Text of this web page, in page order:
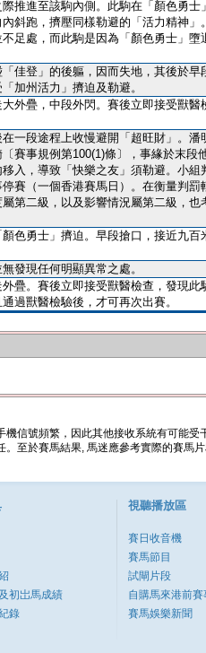
推進至該駒內側。此駒在「顏色勇士
斜跑，擠壓同樣勒避的「活力精神」
足處，而此駒是因為「顏色勇士」墮
佳登」的後軀，因而失地，其後於早
加州活力」擠迫及勒避。
外疊，中段外閃。賽後立即接受獸醫
一段途程上收慢避開「超旺財」。潘
賽事規例第100(1)條〕，事緣於末段
入，導致「快樂之友」須勒避。小組
賽（一個香港賽馬日）。在衡量判罰
第二級，以及影響情況屬第二級，也
色勇士」擠迫。早段搶口，接近九百
發現任何明顯異常之處。
疊。賽後立即接受獸醫檢查，發現此
過獸醫檢驗後，才可再次出賽。
信號頻繁，因此其他接收系統有可能受
至於賽馬結果, 馬迷應參考實際的賽馬片
初岀馬成績
錄
視聽播放區
賽日收音機
賽馬節目
試閘片段
自購馬來港前賽
賽馬娛樂新聞